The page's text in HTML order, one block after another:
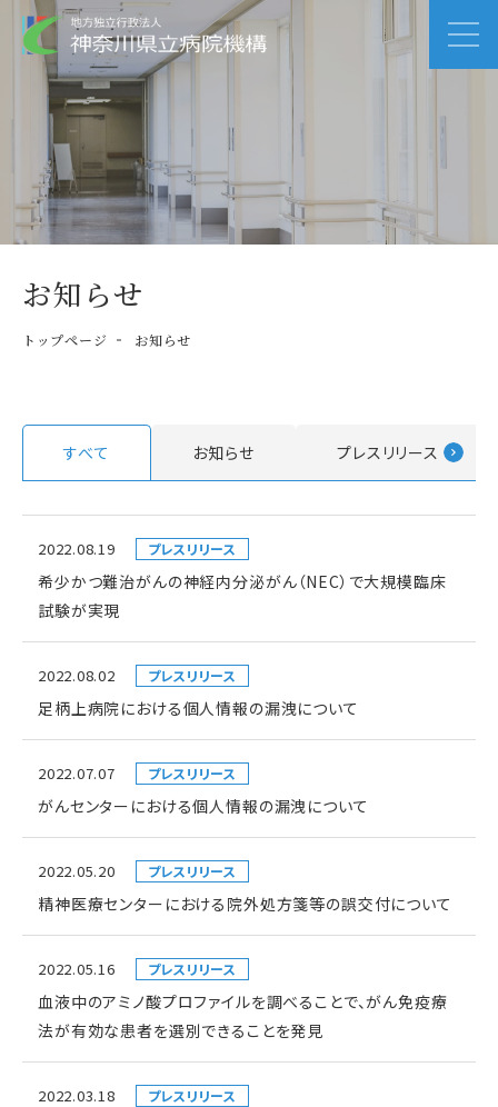
お知らせ
トップページ お知らせ
すべて お知らせ プレスリリース
2022.08.19 プレスリリース
希少かつ難治がんの神経内分泌がん（NEC）で大規模臨床
試験が実現
2022.08.02 プレスリリース
足柄上病院における個人情報の漏洩について
2022.07.07 プレスリリース
がんセンターにおける個人情報の漏洩について
2022.05.20 プレスリリース
精神医療センターにおける院外処方箋等の誤交付について
2022.05.16 プレスリリース
血液中のアミノ酸プロファイルを調べることで、がん免疫療
法が有効な患者を選別できることを発見
2022.03.18 プレスリリース